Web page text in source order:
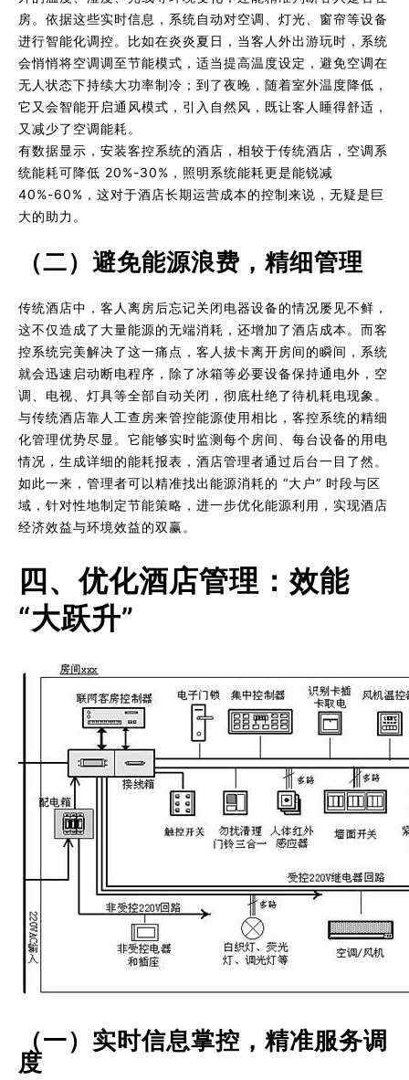
房。依据这些实时信息，系统自动对空调、灯光、窗帘等设备
进行智能化调控。比如在炎炎夏日，当客人外出游玩时，系统
会悄悄将空调调至节能模式，适当提高温度设定，避免空调在
无人状态下持续大功率制冷；到了夜晚，随着室外温度降低，
它又会智能开启通风模式，引入自然风，既让客人睡得舒适，
又减少了空调能耗。
有数据显示，安装客控系统的酒店，相较于传统酒店，空调系
统能耗可降低 20%-30%，照明系统能耗更是能锐减
40%-60%，这对于酒店长期运营成本的控制来说，无疑是巨
大的助力。
（二）避免能源浪费，精细管理
传统酒店中，客人离房后忘记关闭电器设备的情况屡见不鲜，
这不仅造成了大量能源的无端消耗，还增加了酒店成本。而客
控系统完美解决了这一痛点，客人拔卡离开房间的瞬间，系统
就会迅速启动断电程序，除了冰箱等必要设备保持通电外，空
调、电视、灯具等全部自动关闭，彻底杜绝了待机耗电现象。
与传统酒店靠人工查房来管控能源使用相比，客控系统的精细
化管理优势尽显。它能够实时监测每个房间、每台设备的用电
情况，生成详细的能耗报表，酒店管理者通过后台一目了然。
如此一来，管理者可以精准找出能源消耗的 “大户” 时段与区
域，针对性地制定节能策略，进一步优化能源利用，实现酒店
经济效益与环境效益的双赢。
四、优化酒店管理：效能
“大跃升”
（一）实时信息掌控，精准服务调
度